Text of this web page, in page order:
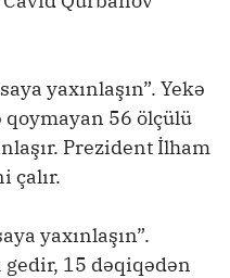
yaxınlaşın”. Yekə
qoymayan 56 ölçülü
Prezident İlham
çalır.
yaxınlaşın”.
gedir, 15 dəqiqədən